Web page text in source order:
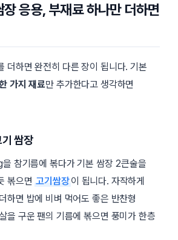
장 응용, 부재료 하나만 더하면
더하면 완전히 다른 장이 됩니다. 기본
가지 재료만 추가한다고 생각하면
기 쌈장
참기름에 볶다가 기본 쌈장 2큰술을
볶으면 고기쌈장이 됩니다. 자작하게
하면 밥에 비벼 먹어도 좋은 반찬형
을 구운 팬의 기름에 볶으면 풍미가 한층